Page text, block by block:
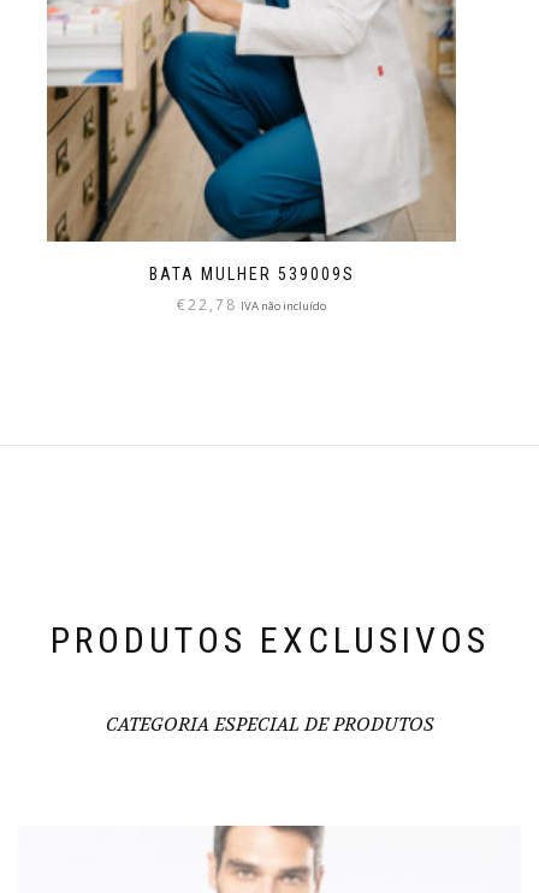
BATA MULHER 539009S
€22,78 IVA não incluído
PRODUTOS EXCLUSIVOS
CATEGORIA ESPECIAL DE PRODUTOS